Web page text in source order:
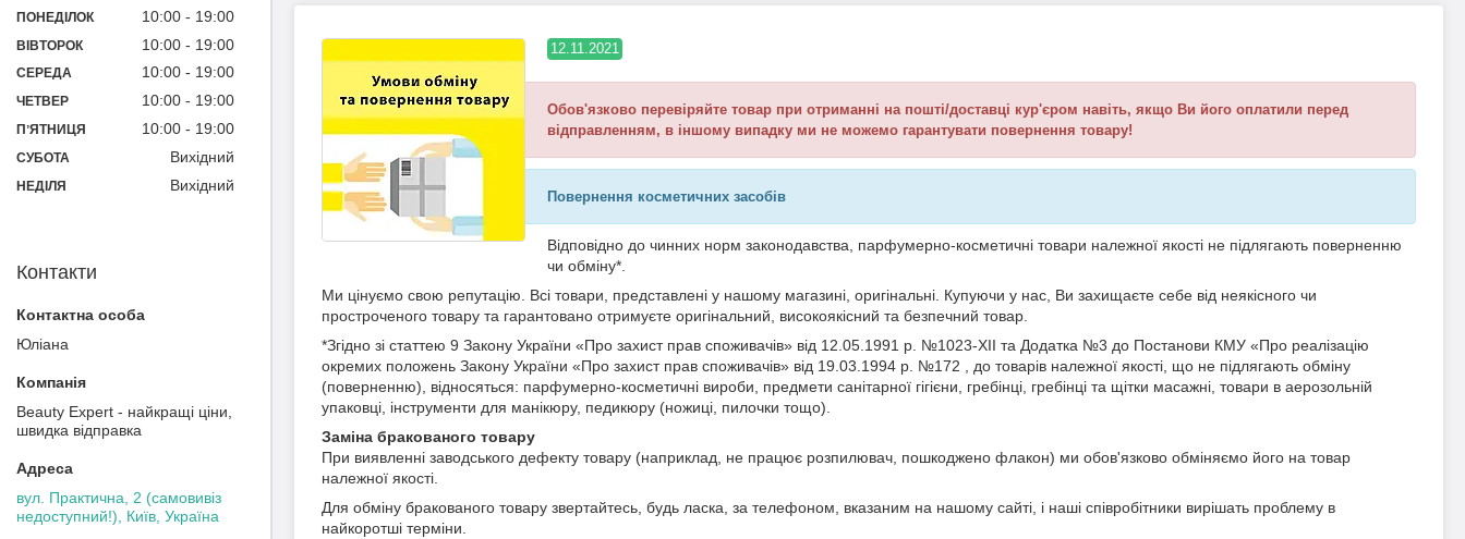
12.11.2021
Обов'язково перевіряйте товар при отриманні на пошті/доставці кур'єром навіть, якщо Ви його оплатили перед
відправленням, в іншому випадку ми не можемо гарантувати повернення товару!
Повернення косметичних засобів
Відповідно до чинних норм законодавства, парфумерно-косметичні товари належної якості не підлягають поверненню
чи обміну*.
Ми цінуємо свою репутацію. Всі товари, представлені у нашому магазині, оригінальні. Купуючи у нас, Ви захищаєте себе від неякісного чи
простроченого товару та гарантовано отримуєте оригінальний, високоякісний та безпечний товар.
*Згідно зі статтею 9 Закону України «Про захист прав споживачів» від 12.05.1991 р. №1023-ХІІ та Додатка №3 до Постанови КМУ «Про реалізацію
окремих положень Закону України «Про захист прав споживачів» від 19.03.1994 р. №172 , до товарів належної якості, що не підлягають обміну
(поверненню), відносяться: парфумерно-косметичні вироби, предмети санітарної гігієни, гребінці, гребінці та щітки масажні, товари в аерозольній
упаковці, інструменти для манікюру, педикюру (ножиці, пилочки тощо).
Заміна бракованого товару
При виявленні заводського дефекту товару (наприклад, не працює розпилювач, пошкоджено флакон) ми обов'язково обміняємо його на товар
належної якості.
Для обміну бракованого товару звертайтесь, будь ласка, за телефоном, вказаним на нашому сайті, і наші співробітники вирішать проблему в
найкоротші терміни.
ПОНЕДІЛОК 10:00 19:00
ВІВТОРОК 10:00 19:00
СЕРЕДА 10:00 19:00
ЧЕТВЕР 10:00 19:00
ПʼЯТНИЦЯ 10:00 19:00
СУБОТА Вихідний
НЕДІЛЯ Вихідний
Контакти
Юліана
Beauty Expert - найкращі ціни,
швидка відправка
вул. Практична, 2 (самовивіз
недоступний!), Київ, Україна